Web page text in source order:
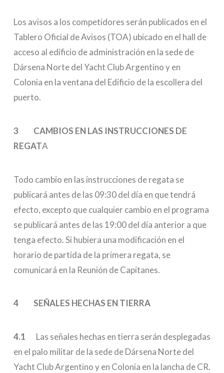
Los avisos a los competidores serán publicados en el
Tablero Oficial de Avisos (TOA) ubicado en el hall de
acceso al edificio de administración en la sede de
Dársena Norte del Yacht Club Argentino y en
Colonia en la ventana del Edificio de la escollera del
puerto.
3 CAMBIOS EN LAS INSTRUCCIONES DE
REGATA
Todo cambio en las instrucciones de regata se
publicará antes de las 09:30 del día en que tendrá
efecto, excepto que cualquier cambio en el programa
se publicará antes de las 19:00 del día anterior a que
tenga efecto. Si hubiera una modificación en el
horario de partida de la primera regata, se
comunicará en la Reunión de Capitanes.
4 SEÑALES HECHAS EN TIERRA
4.1 Las señales hechas en tierra serán desplegadas
en el palo militar de la sede de Dársena Norte del
Yacht Club Argentino y en Colonia en la lancha de CR.